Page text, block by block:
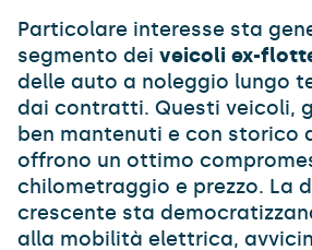
Particolare interesse sta
segmento dei veicoli ex-
delle auto a noleggio lungo
dai contratti. Questi veicoli,
ben mantenuti e con storico
offrono un ottimo
chilometraggio e prezzo. La
crescente sta
alla mobilità elettrica,